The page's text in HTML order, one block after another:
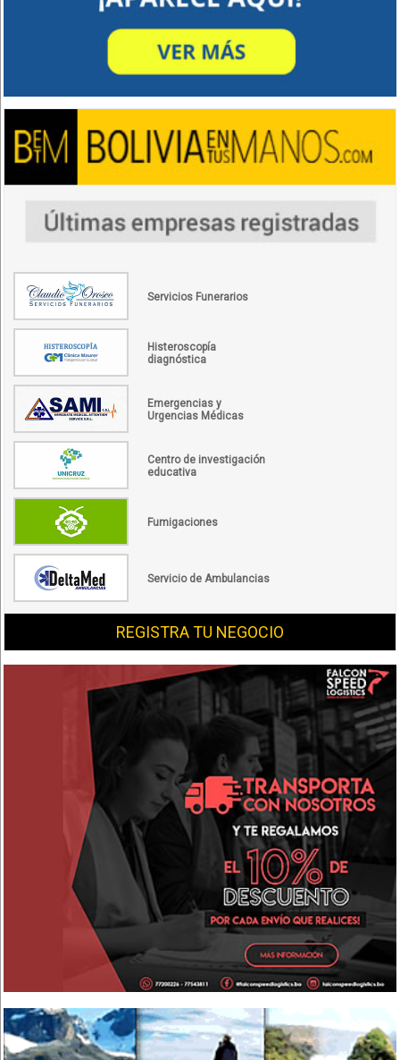
Servicios Funerarios
Histeroscopía
diagnóstica
Emergencias y
Urgencias Médicas
Centro de investigación
educativa
Fumigaciones
Servicio de Ambulancias
REGISTRA TU NEGOCIO